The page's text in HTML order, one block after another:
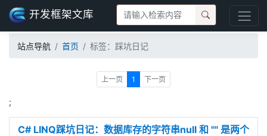
开发框架文库
站点导航 首页 标签：踩坑日记
上一页 1 下一页
;
C# LINQ踩坑日记：数据库存的字符串null 和 "" 是两个